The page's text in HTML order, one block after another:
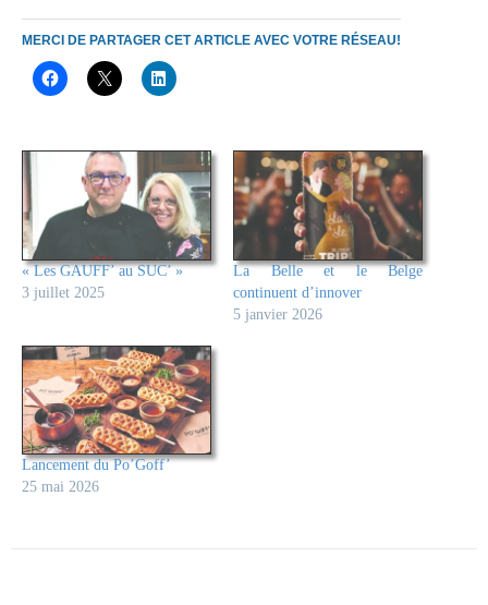
MERCI DE PARTAGER CET ARTICLE AVEC VOTRE RÉSEAU!
« Les GAUFF’ au SUC’ »
3 juillet 2025
La Belle et le Belge
continuent d’innover
5 janvier 2026
Lancement du Po’Goff’
25 mai 2026